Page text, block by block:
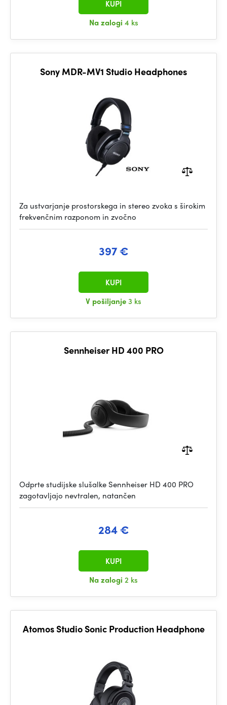
Na zalogi 4 ks
KUPI
Sony MDR-MV1 Studio Headphones
Za ustvarjanje prostorskega in stereo zvoka s širokim
frekvenčnim razponom in zvočno
397 €
V pošiljanje3 ks
KUPI
Sennheiser HD 400 PRO
Odprte studijske slušalke Sennheiser HD 400 PRO
zagotavljajo nevtralen, natančen
284 €
Na zalogi 2 ks
KUPI
Atomos Studio Sonic Production Headphone